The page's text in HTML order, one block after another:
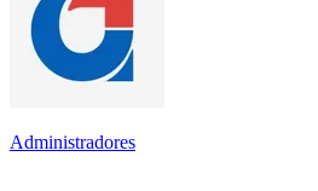
Administradores